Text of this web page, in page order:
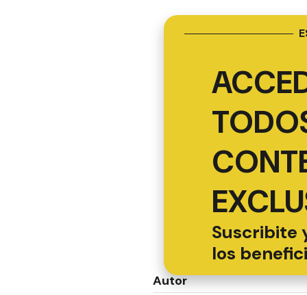
Suscribite
los
Autor